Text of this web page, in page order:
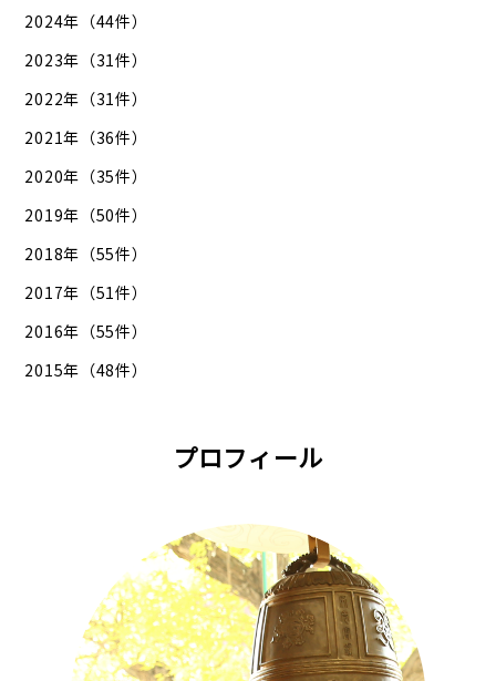
2024年（44件）
2023年（31件）
2022年（31件）
2021年（36件）
2020年（35件）
2019年（50件）
2018年（55件）
2017年（51件）
2016年（55件）
2015年（48件）
プロフィール